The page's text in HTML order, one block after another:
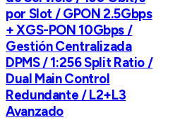
por Slot / GPON 2.5Gbps
+ XGS-PON 10Gbps /
Gestión Centralizada
DPMS / 1:256 Split Ratio /
Dual Main Control
Redundante / L2+L3
Avanzado